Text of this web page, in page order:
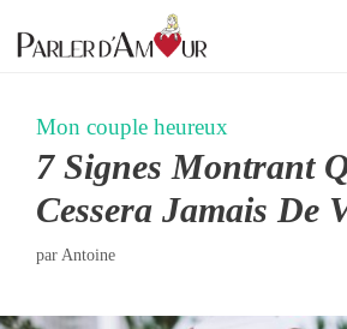
au
Mon couple heureux
7 Signes Montrant
Cessera Jamais De
par Antoine